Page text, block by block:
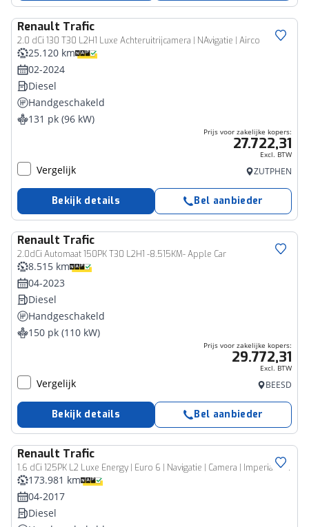
Renault Trafic
2.0 dCi 130 T30 L2H1 Luxe Achteruitrijcamera | NAvigatie | Airco
Bedrijfswagen
25.120 km
02-2024
Diesel
Handgeschakeld
131 pk (96 kW)
Prijs voor zakelijke kopers:
27.722,31
Excl. BTW
Vergelijk ZUTPHEN
Bekijk details Bel aanbieder
Renault Trafic
2.0dCi Automaat 150PK T30 L2H1 -8.515KM- Apple Car
Bedrijfswagen
8.515 km
04-2023
Diesel
Handgeschakeld
150 pk (110 kW)
Prijs voor zakelijke kopers:
29.772,31
Excl. BTW
Vergelijk BEESD
Bekijk details Bel aanbieder
Renault Trafic
1.6 dCi 125PK L2 Luxe Energy | Euro 6 | Navigatie | Camera | Imperiaal | Trekhaak
Bedrijfswagen
173.981 km
04-2017
Diesel